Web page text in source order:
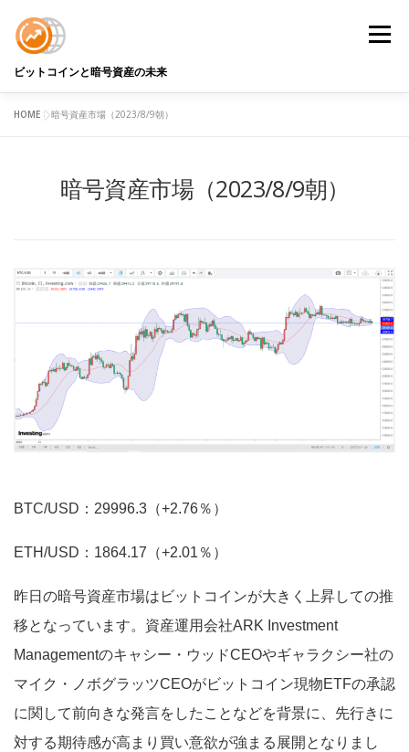
ツ
ビットコインと暗号資産の未来
メニュ
HOME >暗号資産市場（2023/8/9朝）
暗号資産市場（2023/8/9朝）
BTC/USD：29996.3（+2.76％）
ETH/USD：1864.17（+2.01％）
昨日の暗号資産市場はビットコインが大きく上昇しての推
移となっています。資産運用会社ARK Investment
Managementのキャシー・ウッドCEOやギャラクシー社の
マイク・ノボグラッツCEOがビットコイン現物ETFの承認
に関して前向きな発言をしたことなどを背景に、先行きに
対する期待感が高まり買い意欲が強まる展開となりまし